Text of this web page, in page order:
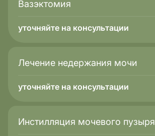
Вазэктомия
уточняйте на консультации
Лечение недержания мочи
уточняйте на консультации
Инстилляция мочевого пузыря